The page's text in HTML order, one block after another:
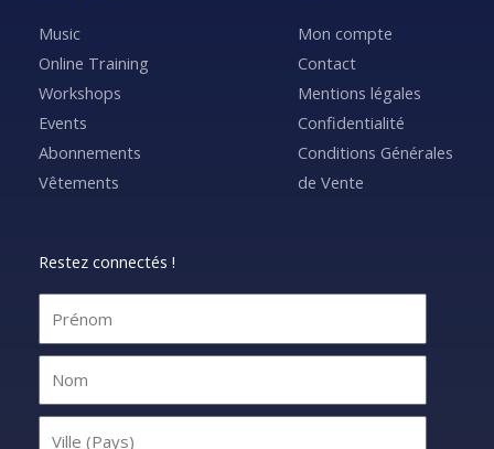
Music
Online Training
Workshops
Events
Abonnements
Vêtements
Mon compte
Contact
Mentions légales
Confidentialité
Conditions Générales
de Vente
Restez connectés !